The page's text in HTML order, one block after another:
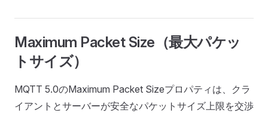
Maximum Packet Size（最大パケッ
トサイズ）
MQTT 5.0のMaximum Packet Sizeプロパティは、クラ
イアントとサーバーが安全なパケットサイズ上限を交渉